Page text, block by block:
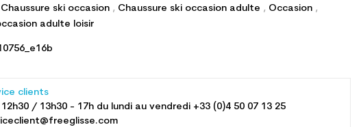
Chaussure ski occasion , Chaussure ski occasion adulte , Occasion ,
adulte loisir
clients
/ 13h30 - 17h du lundi au vendredi +33 (0)4 50 07 13 25